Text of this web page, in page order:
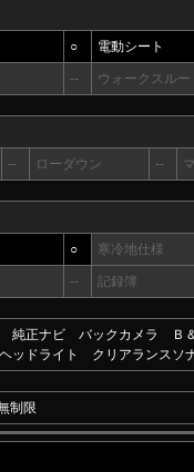
○ 電動シート
-- ウォークスルー
-- ローダウン --
○ 寒冷地仕様
-- 記録簿
純正ナビ バックカメラ Ｂ
ッドライト クリアランスソ
制限